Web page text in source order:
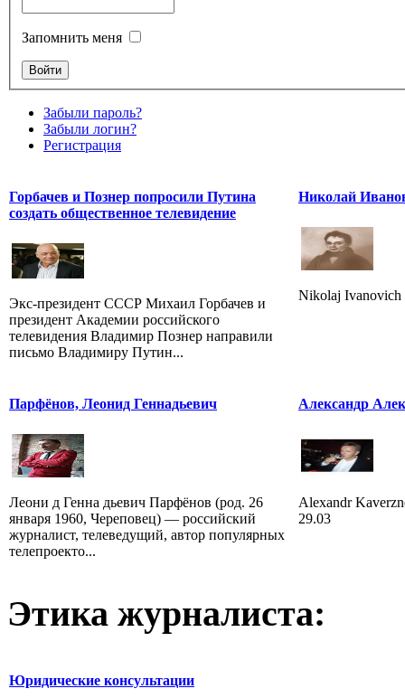
Запомнить меня
Забыли пароль?
Забыли логин?
Регистрация
Горбачев и Познер попросили Путина
создать общественное телевидение
Экс-президент СССР Михаил Горбачев и
президент Академии российского
телевидения Владимир Познер направили
письмо Владимиру Путин...
Николай
Nikolaj Ivanovich
Парфёнов, Леонид Геннадьевич
Леони д Генна дьевич Парфёнов (род. 26
января 1960, Череповец) — российский
журналист, телеведущий, автор популярных
телепроекто...
Александр
Alexandr
29.03
Этика журналиста:
Юридические консультации